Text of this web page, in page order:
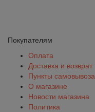
Покупателям
Оплата
Доставка и возврат
Пункты самовывоза
О магазине
Новости магазина
Политика